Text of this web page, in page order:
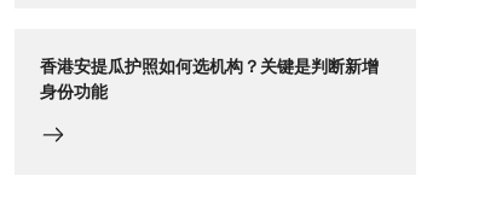
香港安提瓜护照如何选机构？关键是判断新增
身份功能